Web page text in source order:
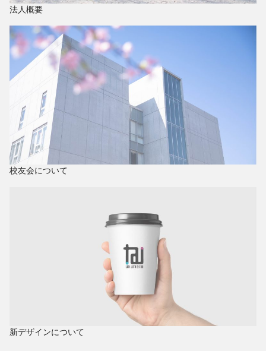
法人概要
校友会について
新デザインについて